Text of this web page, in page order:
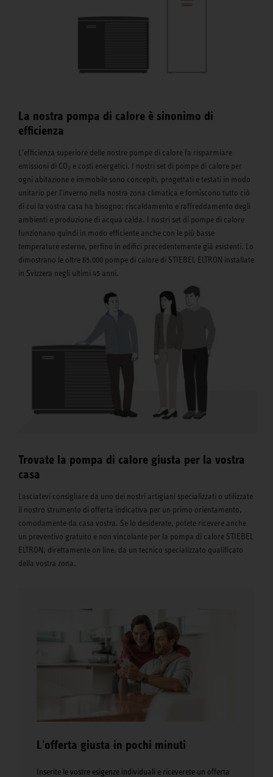
La nostra pompa di calore è sinonimo di
efficienza
L'efficienza superiore delle nostre pompe di calore fa risparmiare
emissioni di CO₂ e costi energetici. I nostri set di pompe di calore per
ogni abitazione e immobile sono concepiti, progettati e testati in modo
unitario per l'inverno nella nostra zona climatica e forniscono tutto ciò
di cui la vostra casa ha bisogno: riscaldamento e raffreddamento degli
ambienti e produzione di acqua calda. I nostri set di pompe di calore
funzionano quindi in modo efficiente anche con le più basse
temperature esterne, perfino in edifici precedentemente già esistenti. Lo
dimostrano le oltre 85.000 pompe di calore di STIEBEL ELTRON installate
in Svizzera negli ultimi 45 anni.
Trovate la pompa di calore giusta per la vostra
casa
Lasciatevi consigliare da uno dei nostri artigiani specializzati o utilizzate
il nostro strumento di offerta indicativa per un primo orientamento,
comodamente da casa vostra. Se lo desiderate, potete ricevere anche
un preventivo gratuito e non vincolante per la pompa di calore STIEBEL
ELTRON, direttamente on line, da un tecnico specializzato qualificato
della vostra zona.
L'offerta giusta in pochi minuti
Inserite le vostre esigenze individuali e riceverete un offerta